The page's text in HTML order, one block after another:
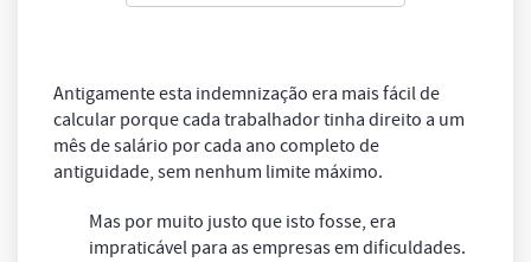
Antigamente esta indemnização era mais fácil de
calcular porque cada trabalhador tinha direito a um
mês de salário por cada ano completo de
antiguidade, sem nenhum limite máximo.
Mas por muito justo que isto fosse, era
impraticável para as empresas em dificuldades.